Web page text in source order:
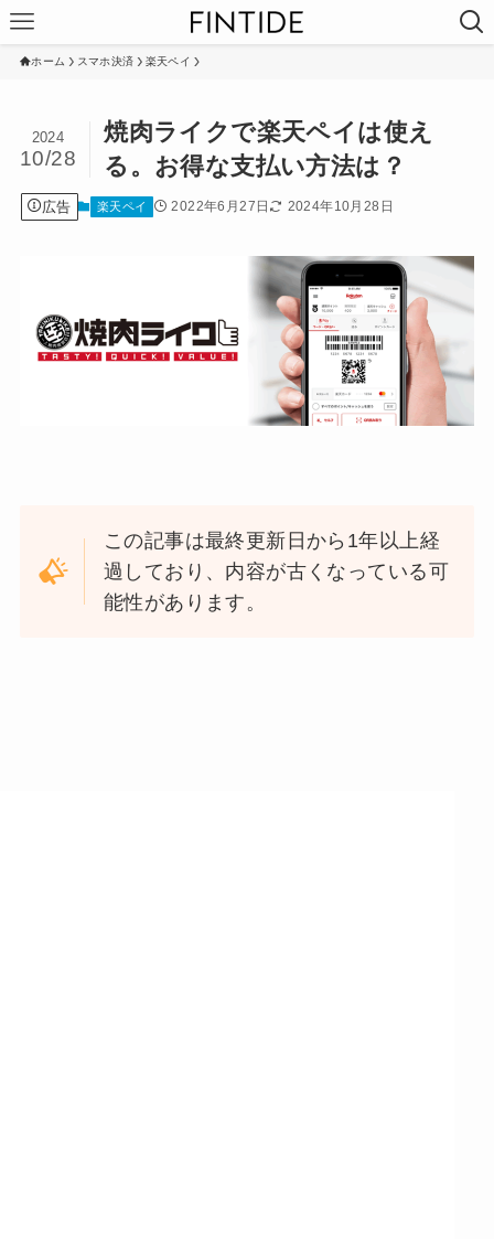
ホーム スマホ決済 楽天ペイ
焼肉ライクで楽天ペイは使え
る。お得な支払い方法は？
2024
10/28
広告 楽天ペイ 2022年6月27日 2024年10月28日
この記事は最終更新日から1年以上経
過しており、内容が古くなっている可
能性があります。